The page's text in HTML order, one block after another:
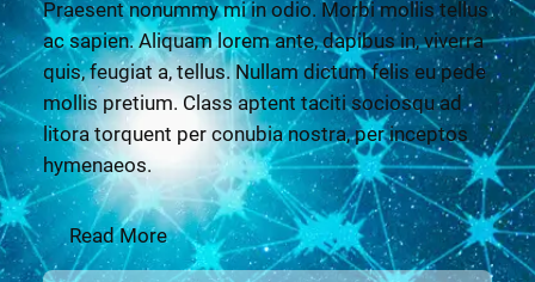
Praesent nonummy mi in odio. Morbi mollis tellus
ac sapien. Aliquam lorem ante, dapibus in, viverra
quis, feugiat a, tellus. Nullam dictum felis eu pede
mollis pretium. Class aptent taciti sociosqu ad
litora torquent per conubia nostra, per inceptos
hymenaeos.
Read More